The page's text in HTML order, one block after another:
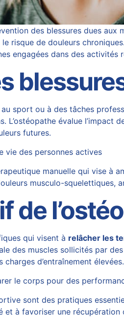
des blessures dues
risque de douleurs
engagées dans des
sport ou à des tâches
L’ostéopathe évalue
futures.
vie des personnes actives
manuelle qui vise
musculo-squelettiques,
de
qui visent à relâcher les
des muscles sollicités par
d’entraînement
le corps pour des
sont des pratiques
et à favoriser une